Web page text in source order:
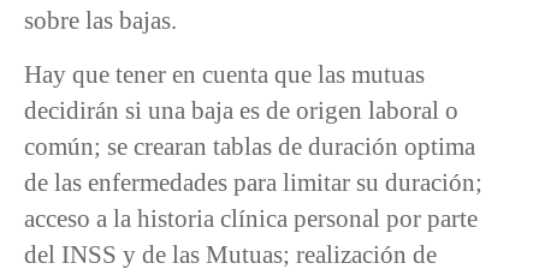
sobre las bajas.
Hay que tener en cuenta que las mutuas
decidirán si una baja es de origen laboral o
común; se crearan tablas de duración optima
de las enfermedades para limitar su duración;
acceso a la historia clínica personal por parte
del INSS y de las Mutuas; realización de